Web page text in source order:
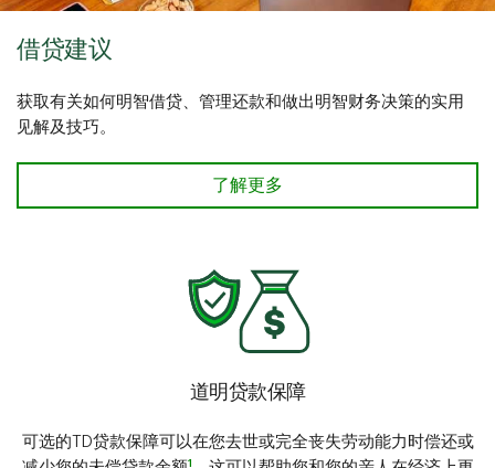
借贷建议
获取有关如何明智借贷、管理还款和做出明智财务决策的实用
见解及技巧。
了解更多
道明贷款保障
可选的TD贷款保障可以在您去世或完全丧失劳动能力时偿还或
1